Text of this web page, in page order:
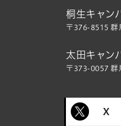
桐生キャン
〒376-8515 群
太田キャン
〒373-0057 群